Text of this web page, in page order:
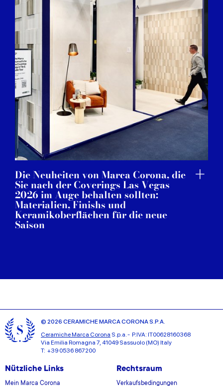
Die Neuheiten von Marca Corona, die
Sie nach der Coverings Las Vegas
2026 im Auge behalten sollten:
Materialien, Finishs und
Keramikoberflächen für die neue
Saison
© 2026 CERAMICHE MARCA CORONA S.P.A.
Ceramiche Marca Corona S.p.a. - P.IVA: IT00628160368
Via Emilia Romagna 7, 41049 Sassuolo (MO) Italy
T: +39 0536 867200
Nützliche Links
Mein Marca Corona
Rechtsraum
Verkaufsbedingungen